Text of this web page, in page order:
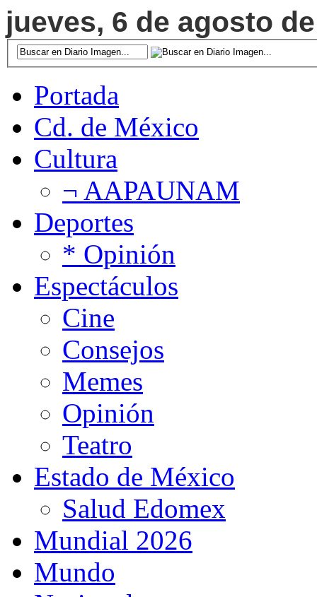
jueves, 6 de agosto
Portada
Cd. de México
Cultura
¬ AAPAUNAM
Deportes
* Opinión
Espectáculos
Cine
Consejos
Memes
Opinión
Teatro
Estado de México
Salud Edomex
Mundial 2026
Mundo